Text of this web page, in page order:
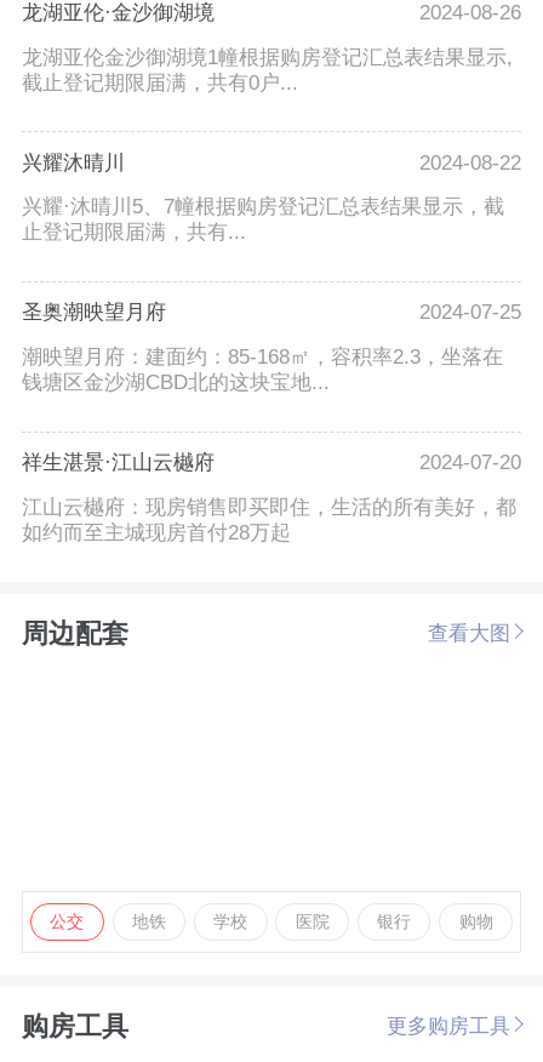
龙湖亚伦·金沙御湖境
2024-08-26
龙湖亚伦金沙御湖境1幢根据购房登记汇总表结果显示,
截止登记期限届满，共有0户...
兴耀沐晴川
2024-08-22
兴耀·沐晴川5、7幢根据购房登记汇总表结果显示，截
止登记期限届满，共有...
圣奥潮映望月府
2024-07-25
潮映望月府：建面约：85-168㎡，容积率2.3，坐落在
钱塘区金沙湖CBD北的这块宝地...
祥生湛景·江山云樾府
2024-07-20
江山云樾府：现房销售即买即住，生活的所有美好，都
如约而至主城现房首付28万起
周边配套 查看大图
公交 地铁 学校 医院 银行 购物
购房工具 更多购房工具